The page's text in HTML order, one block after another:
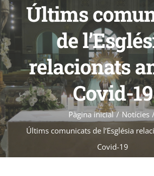
Últims
de
relacionats
Covid-19
Pàgina inicial / Notícies /
Últims comunicats de l’Església
Covid-19